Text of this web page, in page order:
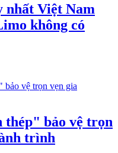
nhất Việt Nam
không có
thép" bảo vệ trọn
trình